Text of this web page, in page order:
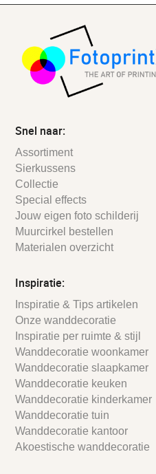
Snel naar:
Assortiment
Sierkussens
Collectie
Special effects
Jouw eigen foto schilderij
Muurcirkel bestellen
Materialen overzicht
Inspiratie:
Inspiratie & Tips artikelen
Onze wanddecoratie
Inspiratie per ruimte & stijl
Wanddecoratie woonkamer
Wanddecoratie slaapkamer
Wanddecoratie keuken
Wanddecoratie kinderkamer
Wanddecoratie tuin
Wanddecoratie kantoor
Akoestische wanddecoratie